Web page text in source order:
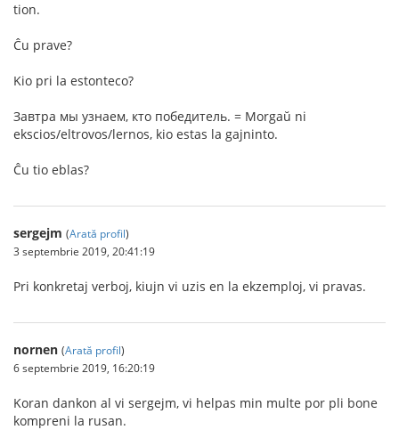
tion.
Ĉu prave?
Kio pri la estonteco?
Завтра мы узнаем, кто победитель. = Morgaŭ ni
ekscios/eltrovos/lernos, kio estas la gajninto.
Ĉu tio eblas?
sergejm (Arată profil)
3 septembrie 2019, 20:41:19
Pri konkretaj verboj, kiujn vi uzis en la ekzemploj, vi pravas.
nornen (Arată profil)
6 septembrie 2019, 16:20:19
Koran dankon al vi sergejm, vi helpas min multe por pli bone
kompreni la rusan.